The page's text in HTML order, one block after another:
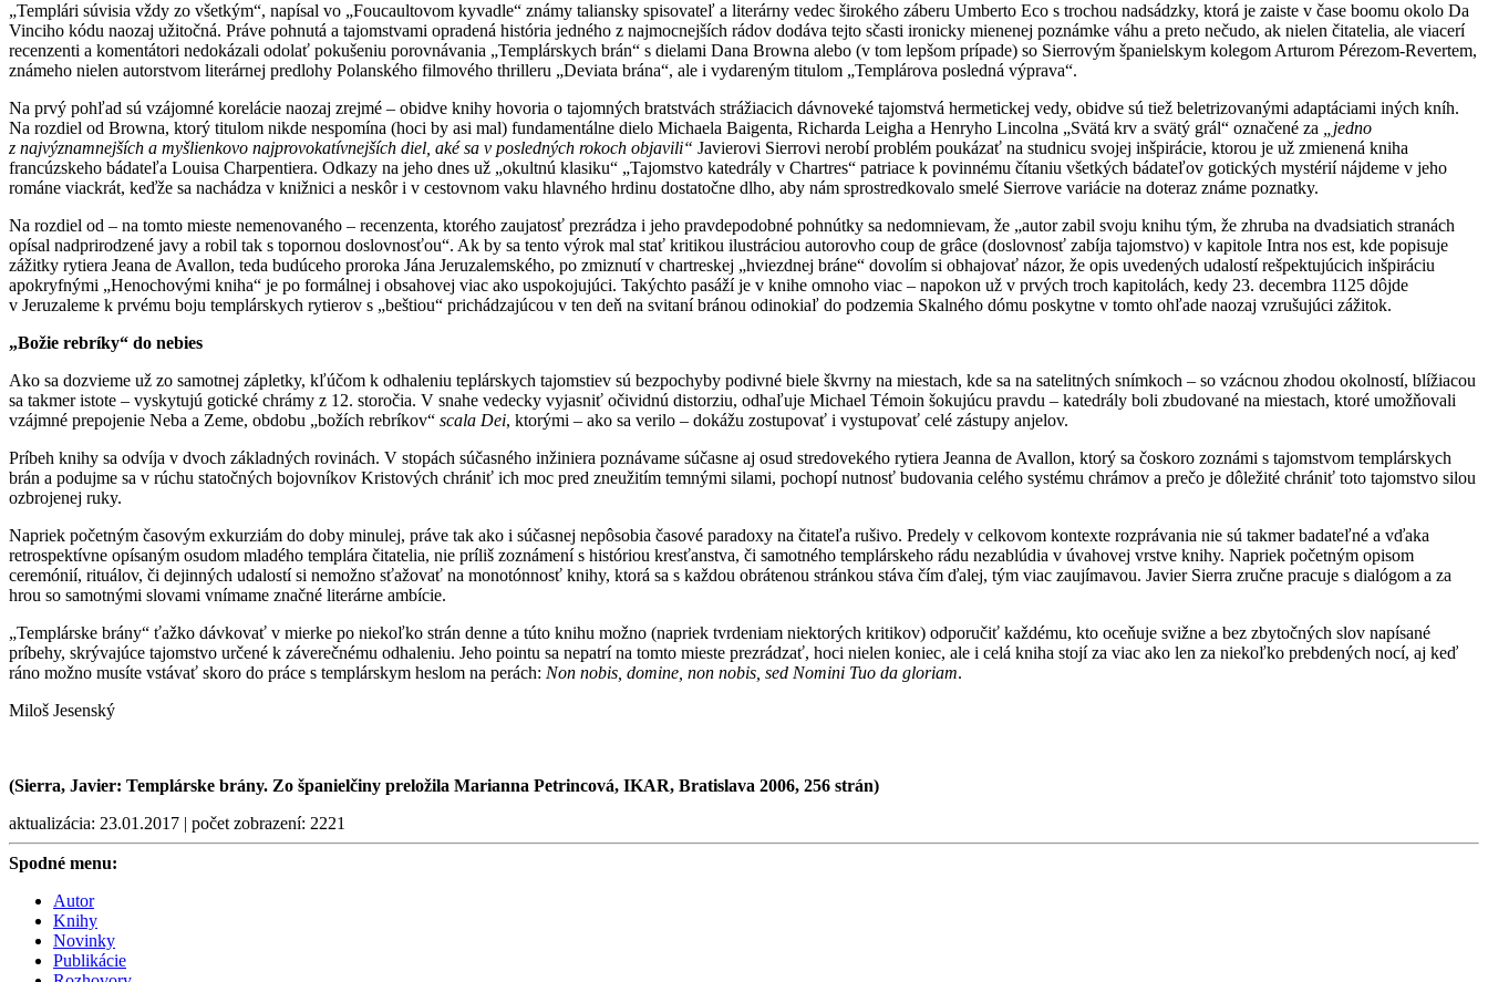
„Templári súvisia vždy zo všetkým“, napísal vo „Foucaultovom kyvadle“ známy taliansky spisovateľ a literárny vedec širokého záberu Umberto Eco s trochou nadsádzky, ktorá je zaiste v čase boomu okolo Da
Vinciho kódu naozaj užitočná. Práve pohnutá a tajomstvami opradená história jedného z najmocnejších rádov dodáva tejto sčasti ironicky mienenej poznámke váhu a preto nečudo, ak nielen čitatelia, ale viacerí
recenzenti a komentátori nedokázali odolať pokušeniu porovnávania „Templárskych brán“ s dielami Dana Browna alebo (v tom lepšom prípade) so Sierrovým španielskym kolegom Arturom Pérezom-Revertem,
známeho nielen autorstvom literárnej predlohy Polanského filmového thrilleru „Deviata brána“, ale i vydareným titulom „Templárova posledná výprava“.
Na prvý pohľad sú vzájomné korelácie naozaj zrejmé – obidve knihy hovoria o tajomných bratstvách strážiacich dávnoveké tajomstvá hermetickej vedy, obidve sú tiež beletrizovanými adaptáciami iných kníh.
Na rozdiel od Browna, ktorý titulom nikde nespomína (hoci by asi mal) fundamentálne dielo Michaela Baigenta, Richarda Leigha a Henryho Lincolna „Svätá krv a svätý grál“ označené za
„jedno
z najvýznamnejších a myšlienkovo najprovokatív­nejších diel, aké sa v posledných rokoch objavili“ Javierovi Sierrovi nerobí problém poukázať na studnicu svojej inšpirácie, ktorou je už zmienená kniha
francúzskeho bádateľa Louisa Charpentiera. Odkazy na jeho dnes už „okultnú klasiku“ „Tajomstvo katedrály v Chartres“ patriace k povinnému čítaniu všetkých bádateľov gotických mystérií nájdeme v jeho
románe viackrát, keďže sa nachádza v knižnici a neskôr i v cestovnom vaku hlavného hrdinu dostatočne dlho, aby nám sprostredkovalo smelé Sierrove variácie na doteraz známe poznatky.
Na rozdiel od – na tomto mieste nemenovaného – recenzenta, ktorého zaujatosť prezrádza i jeho pravdepodobné pohnútky sa nedomnievam, že „autor zabil svoju knihu tým, že zhruba na dvadsiatich stranách
opísal nadprirodzené javy a robil tak s topornou doslovnosťou“. Ak by sa tento výrok mal stať kritikou ilustráciou autorovho coup de grâce (doslovnosť zabíja tajomstvo) v kapitole Intra nos est, kde popisuje
zážitky rytiera Jeana de Avallon, teda budúceho proroka Jána Jeruzalemského, po zmiznutí v chartreskej „hviezdnej bráne“ dovolím si obhajovať názor, že opis uvedených udalostí rešpektujúcich inšpiráciu
apokryfnými „Henochovými kniha“ je po formálnej i obsahovej viac ako uspokojujúci. Takýchto pasáží je v knihe omnoho viac – napokon už v prvých troch kapitolách, kedy 23. decembra 1125 dôjde
v Jeruzaleme k prvému boju templárskych rytierov s „beštiou“ prichádzajúcou v ten deň na svitaní bránou odinokiaľ do podzemia Skalného dómu poskytne v tomto ohľade naozaj vzrušujúci zážitok.
„Božie rebríky“ do nebies
Ako sa dozvieme už zo samotnej zápletky, kľúčom k odhaleniu teplárskych tajomstiev sú bezpochyby podivné biele škvrny na miestach, kde sa na satelitných snímkoch – so vzácnou zhodou okolností, blížiacou
sa takmer istote – vyskytujú gotické chrámy z 12. storočia. V snahe vedecky vyjasniť očividnú distorziu, odhaľuje Michael Témoin šokujúcu pravdu – katedrály boli zbudované na miestach, ktoré umožňovali
vzájmné prepojenie Neba a Zeme, obdobu „božích rebríkov“ scala Dei, ktorými – ako sa verilo – dokážu zostupovať i vystupovať celé zástupy anjelov.
Príbeh knihy sa odvíja v dvoch základných rovinách. V stopách súčasného inžiniera poznávame súčasne aj osud stredovekého rytiera Jeanna de Avallon, ktorý sa čoskoro zoznámi s tajomstvom templárskych
brán a podujme sa v rúchu statočných bojovníkov Kristových chrániť ich moc pred zneužitím temnými silami, pochopí nutnosť budovania celého systému chrámov a prečo je dôležité chrániť toto tajomstvo silou
ozbrojenej ruky.
Napriek početným časovým exkurziám do doby minulej, práve tak ako i súčasnej nepôsobia časové paradoxy na čitateľa rušivo. Predely v celkovom kontexte rozprávania nie sú takmer badateľné a vďaka
retrospektívne opísaným osudom mladého templára čitatelia, nie príliš zoznámení s históriou kresťanstva, či samotného templárskeho rádu nezablúdia v úvahovej vrstve knihy. Napriek početným opisom
ceremónií, rituálov, či dejinných udalostí si nemožno sťažovať na monotónnosť knihy, ktorá sa s každou obrátenou stránkou stáva čím ďalej, tým viac zaujímavou. Javier Sierra zručne pracuje s dialógom a za
hrou so samotnými slovami vnímame značné literárne ambície.
„Templárske brány“ ťažko dávkovať v mierke po niekoľko strán denne a túto knihu možno (napriek tvrdeniam niektorých kritikov) odporučiť každému, kto oceňuje svižne a bez zbytočných slov napísané
príbehy, skrývajúce tajomstvo určené k záverečnému odhaleniu. Jeho pointu sa nepatrí na tomto mieste prezrádzať, hoci nielen koniec, ale i celá kniha stojí za viac ako len za niekoľko prebdených nocí, aj keď
ráno možno musíte vstávať skoro do práce s templárskym heslom na perách: Non nobis, domine, non nobis, sed Nomini Tuo da gloriam.
Miloš Jesenský
(Sierra, Javier: Templárske brány. Zo španielčiny preložila Marianna Petrincová, IKAR, Bratislava 2006, 256 strán)
aktualizácia: 23.01.2017 | počet zobrazení: 2221
Spodné menu:
Autor
Knihy
Novinky
Publikácie